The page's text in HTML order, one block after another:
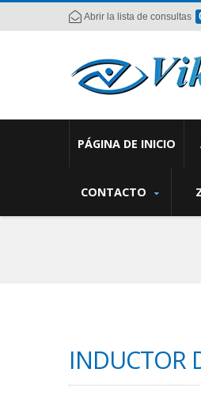
Abrir la lista de consultas
PÁGINA DE INICIO
CONTACTO
INDUCTOR